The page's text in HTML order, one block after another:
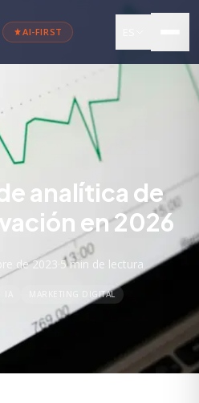
AI-FIRST
analítica de
en 2026
de 2023 5 min de lectura
MARKETING DIGITAL